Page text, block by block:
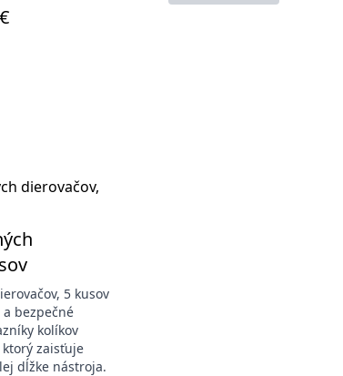
5 kusov
bezpečné
kolíkov
zaisťuje
dĺžke nástroja.